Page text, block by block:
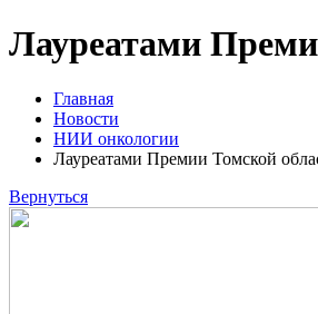
Лауреатами
Главная
Новости
НИИ онкологии
Лауреатами Премии Томской
Вернуться